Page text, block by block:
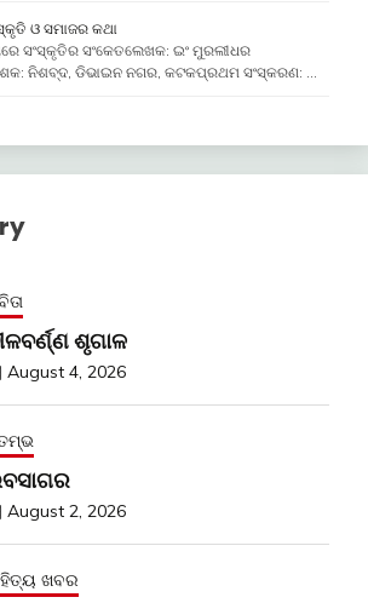
ଓ ସମାଜର କଥା
ସଂସ୍କୃତିର ସଂକେତଲେଖକ: ଇଂ ମୁରଲୀଧର
ନିଶବ୍ଦ, ଡିଭାଇନ ନଗର, କଟକପ୍ରଥମ ସଂସ୍କରଣ: …
ଶୃଗାଳ
August 4, 2026
August 2, 2026
ଖବର